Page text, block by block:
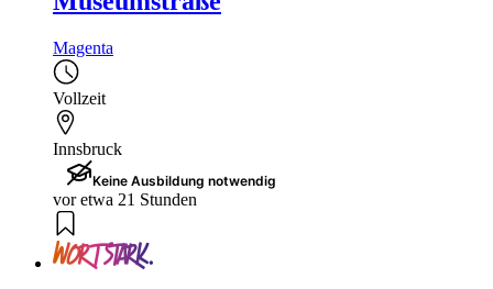
Magenta
Vollzeit
Innsbruck
Keine Ausbildung notwendig
vor etwa 21 Stunden